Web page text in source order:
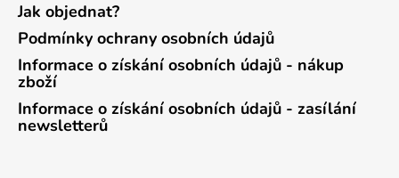
Jak objednat?
Podmínky ochrany osobních údajů
Informace o získání osobních údajů - nákup
zboží
Informace o získání osobních údajů - zasílání
newsletterů